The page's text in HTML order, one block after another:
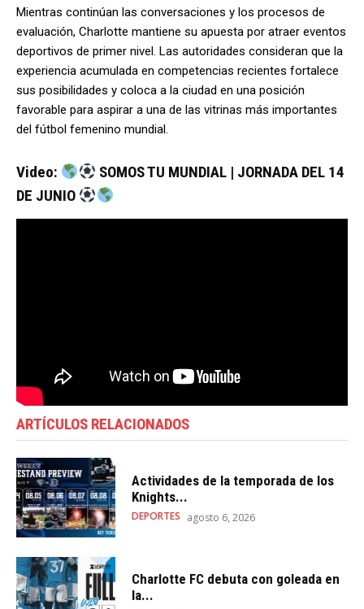
Mientras continúan las conversaciones y los procesos de
evaluación, Charlotte mantiene su apuesta por atraer eventos
deportivos de primer nivel. Las autoridades consideran que la
experiencia acumulada en competencias recientes fortalece
sus posibilidades y coloca a la ciudad en una posición
favorable para aspirar a una de las vitrinas más importantes
del fútbol femenino mundial.
Video:
SOMOS TU MUNDIAL | JORNADA DEL 14
DE JUNIO
ARTÍCULOS RELACIONADOS
Actividades de la temporada de los
Knights...
DEPORTES agosto 6, 2026
Charlotte FC debuta con goleada en
la...